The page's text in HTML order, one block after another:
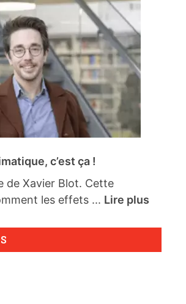
c’est ça !
de Xavier Blot. Cette
les effets ... Lire plus